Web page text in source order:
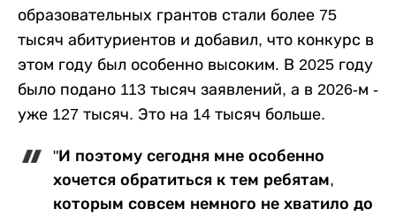
образовательных грантов стали более 75
тысяч абитуриентов и добавил, что конкурс в
этом году был особенно высоким. В 2025 году
было подано 113 тысяч заявлений, а в 2026-м -
уже 127 тысяч. Это на 14 тысяч больше.
"И поэтому сегодня мне особенно
хочется обратиться к тем ребятам,
которым совсем немного не хватило до